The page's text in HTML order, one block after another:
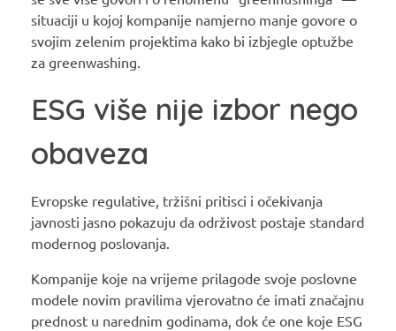
situaciji u kojoj kompanije namjerno manje govore o
svojim zelenim projektima kako bi izbjegle optužbe
za greenwashing.
ESG više nije izbor nego
obaveza
Evropske regulative, tržišni pritisci i očekivanja
javnosti jasno pokazuju da održivost postaje standard
modernog poslovanja.
Kompanije koje na vrijeme prilagode svoje poslovne
modele novim pravilima vjerovatno će imati značajnu
prednost u narednim godinama, dok će one koje ESG